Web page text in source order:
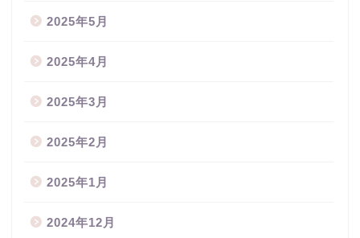
2025年5月
2025年4月
2025年3月
2025年2月
2025年1月
2024年12月